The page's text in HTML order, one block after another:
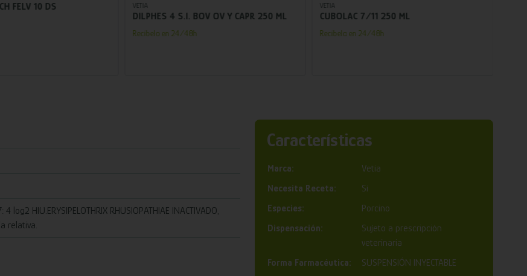
FELV 10 DS VETIA
DILPHES 4 S.I. BOV OV Y CAPR 250 ML
Recíbelo en 24/48h
VETIA
CUBOLAC 7/11 250 ML
Recíbelo en 24/48h
log2 HIU.ERYSIPELOTHRIX RHUSIOPATHIAE INACTIVADO,
relativa.
Características
Marca:
Vetia
Necesita Receta:
Si
Especies:
Porcino
Dispensación:
Sujeto a prescripción
veterinaria
Forma Farmacéutica:
SUSPENSIÓN INYECTABLE